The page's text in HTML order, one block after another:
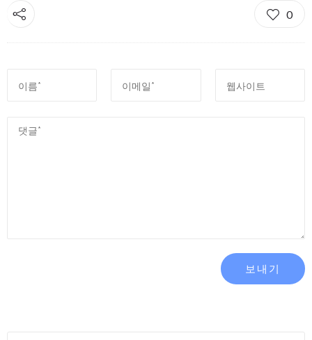
0
보내기